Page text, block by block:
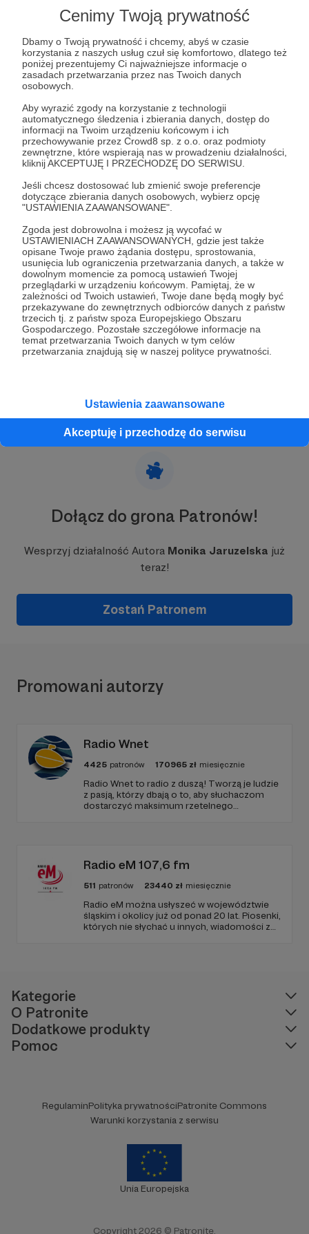
Cenimy Twoją prywatność
Dbamy o Twoją prywatność i chcemy, abyś w czasie
korzystania z naszych usług czuł się komfortowo, dlatego też
poniżej prezentujemy Ci najważniejsze informacje o
zasadach przetwarzania przez nas Twoich danych
osobowych.
Aby wyrazić zgody na korzystanie z technologii
automatycznego śledzenia i zbierania danych, dostęp do
informacji na Twoim urządzeniu końcowym i ich
przechowywanie przez Crowd8 sp. z o.o. oraz podmioty
zewnętrzne, które wspierają nas w prowadzeniu działalności,
kliknij AKCEPTUJĘ I PRZECHODZĘ DO SERWISU.
Jeśli chcesz dostosować lub zmienić swoje preferencje
dotyczące zbierania danych osobowych, wybierz opcję
"USTAWIENIA ZAAWANSOWANE".
Zgoda jest dobrowolna i możesz ją wycofać w
USTAWIENIACH ZAAWANSOWANYCH, gdzie jest także
opisane Twoje prawo żądania dostępu, sprostowania,
usunięcia lub ograniczenia przetwarzania danych, a także w
dowolnym momencie za pomocą ustawień Twojej
przeglądarki w urządzeniu końcowym. Pamiętaj, że w
zależności od Twoich ustawień, Twoje dane będą mogły być
przekazywane do zewnętrznych odbiorców danych z państw
trzecich tj. z państw spoza Europejskiego Obszaru
Gospodarczego. Pozostałe szczegółowe informacje na
temat przetwarzania Twoich danych w tym celów
przetwarzania znajdują się w naszej polityce prywatności.
Ustawienia zaawansowane
Akceptuję i przechodzę do serwisu
WITAJCIE!
mjzaprasza grupa patroni
07.12.2020 ● Komentarze: 159
Pytania do Gości programu "Monika
Jaruzelska zaprasza"
Pytania Patronów do Gości proramu "Monika Jaruzelska
zaprasza"
Dołącz do grona Patronów!
Wesprzyj działalność Autora Monika Jaruzelska już
teraz!
Zostań Patronem
Promowani autorzy
Radio Wnet
4425 patronów 170965 zł miesięcznie
Radio Wnet to radio z duszą! Tworzą je ludzie
z pasją, którzy dbają o to, aby słuchaczom
dostarczyć maksimum rzetelnego
Radio eM 107,6 fm
511 patronów 23440 zł miesięcznie
Radio eM można usłyszeć w województwie
śląskim i okolicy już od ponad 20 lat. Piosenki,
których nie słychać u innych, wiadomości z
Kategorie
O Patronite
Dodatkowe produkty
Pomoc
RegulaminPolityka prywatnościPatronite Commons
Warunki korzystania z serwisu
Unia Europejska
Copyright 2026 © Patronite.